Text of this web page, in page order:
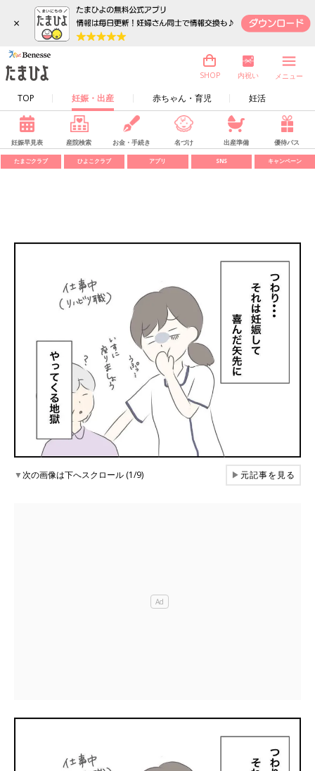
×
TOP 妊娠・出産 赤ちゃん・育児 妊活
SHOP 内祝い メニュー
妊娠早見表 産院検索 お金・手続き 名づけ 出産準備 優待パス
たまごクラブ ひよこクラブ アプリ SNS キャンペーン
▼次の画像は下へスクロール (1/9) ▶元記事を見る